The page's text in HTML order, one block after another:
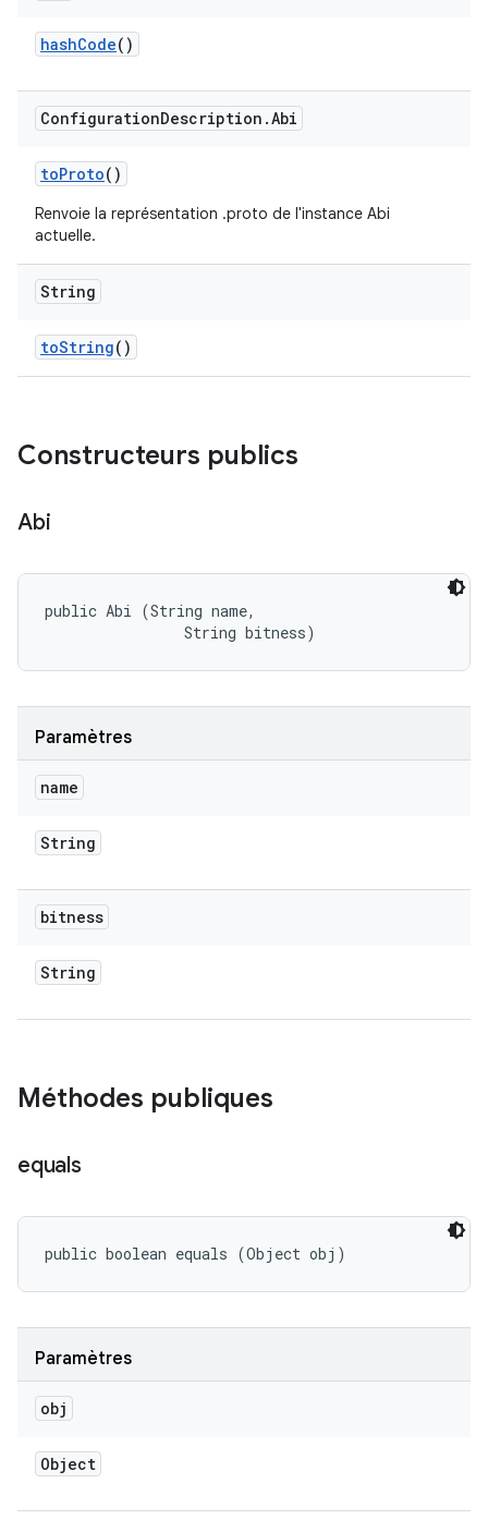
hashCode()
ConfigurationDescription .Abi
toProto()
Renvoie la représentation .proto de l'instance Abi
actuelle.
String
toString()
Constructeurs publics
Abi
public Abi (String name,
                String bitness)
Paramètres
name
String
bitness
String
Méthodes publiques
equals
public boolean equals (Object obj)
Paramètres
obj
Object